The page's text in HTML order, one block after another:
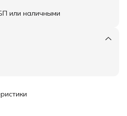
или наличными